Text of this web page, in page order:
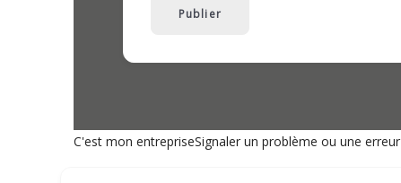
Publier
C'est mon entrepriseSignaler un problème ou une erreur